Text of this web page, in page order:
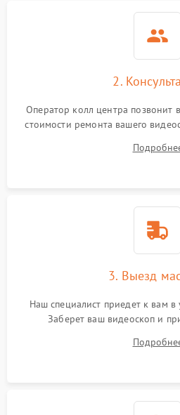
2.
Оператор колл центра позвонит
стоимости ремонта вашего
3. Выезд
Наш специалист приедет к вам
Заберет ваш видеоскоп и